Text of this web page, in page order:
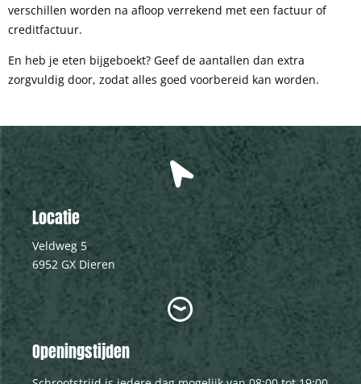
verschillen worden na afloop verrekend met een factuur of
creditfactuur.
En heb je eten bijgeboekt? Geef de aantallen dan extra
zorgvuldig door, zodat alles goed voorbereid kan worden.
Locatie
Veldweg 5
6952 GX Dieren
Openingstijden